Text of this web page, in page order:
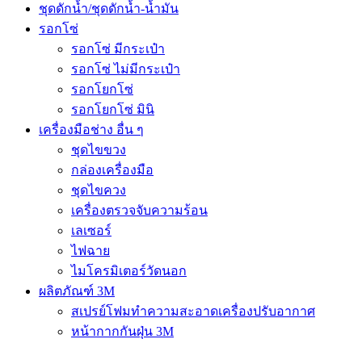
ชุดดักน้ำ/ชุดดักน้ำ-น้ำมัน
รอกโซ่
รอกโซ่ มีกระเป๋า
รอกโซ่ ไม่มีกระเป๋า
รอกโยกโซ่
รอกโยกโซ่ มินิ
เครื่องมือช่าง อื่น ๆ
ชุดไขขวง
กล่องเครื่องมือ
ชุดไขควง
เครื่องตรวจจับความร้อน
เลเซอร์
ไฟฉาย
ไมโครมิเตอร์วัดนอก
ผลิตภัณฑ์ 3M
สเปรย์โฟมทำความสะอาดเครื่องปรับอากาศ
หน้ากากกันฝุ่น 3M